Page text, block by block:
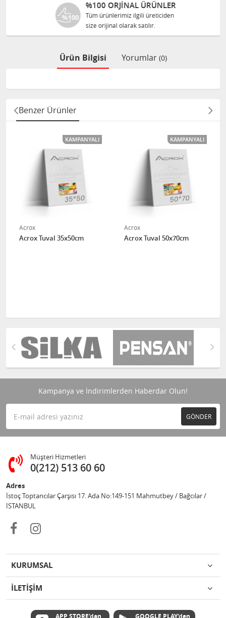
%100 ORJINAL ÜRÜNLER
Tüm ürünlerimiz ilgili üreticiden
size orijinal olarak satılır.
Ürün Bilgisi Yorumlar (0)
Benzer Ürünler
KAMPANYALI
Acrox
Acrox Tuval 35x50cm
KAMPANYALI
Acrox
Acrox Tuval 50x70cm
Kampanya ve İndirimlerden Haberdar Olun!
GÖNDER
Müşteri Hizmetleri
0(212) 513 60 60
Adres
İstoç Toptancılar Çarşısı 17. Ada No:149-151 Mahmutbey / Bağcılar /
İSTANBUL
KURUMSAL
İLETİŞİM
APP STORE'dan GOOGLE PLAY'den